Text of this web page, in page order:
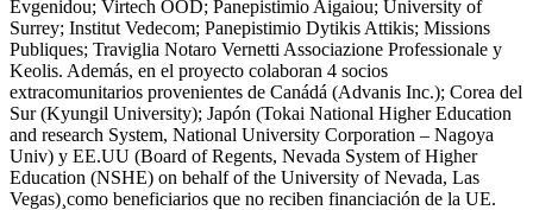
Evgenidou; Virtech OOD; Panepistimio Aigaiou; University of
Surrey; Institut Vedecom; Panepistimio Dytikis Attikis; Missions
Publiques; Traviglia Notaro Vernetti Associazione Professionale y
Keolis. Además, en el proyecto colaboran 4 socios
extracomunitarios provenientes de Canádá (Advanis Inc.); Corea del
Sur (Kyungil University); Japón (Tokai National Higher Education
and research System, National University Corporation – Nagoya
Univ) y EE.UU (Board of Regents, Nevada System of Higher
Education (NSHE) on behalf of the University of Nevada, Las
Vegas)¸como beneficiarios que no reciben financiación de la UE.